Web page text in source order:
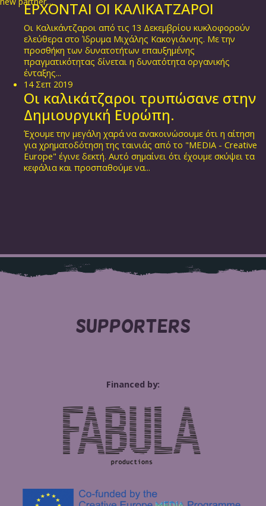
ΕΡΧΟΝΤΑΙ ΟΙ ΚΑΛΙΚΑΤΖΑΡΟΙ
Οι Καλικάντζαροι από τις 13 Δεκεμβρίου κυκλοφορούν
ελεύθερα στο Ίδρυμα Μιχάλης Κακογιάννης. Με την
προσθήκη των δυνατοτήτων επαυξημένης
πραγματικότητας δίνεται η δυνατότητα οργανικής
ένταξης...
14 Σεπ 2019
Οι καλικάτζαροι τρυπώσανε στην
Δημιουργική Ευρώπη.
Έχουμε την μεγάλη χαρά να ανακοινώσουμε ότι η αίτηση
για χρηματοδότηση της ταινιάς από το "MEDIA - Creative
Europe" έγινε δεκτή. Αυτό σημαίνει ότι έχουμε σκύψει τα
κεφάλια και προσπαθούμε να...
SUPPORTERS
Financed by: